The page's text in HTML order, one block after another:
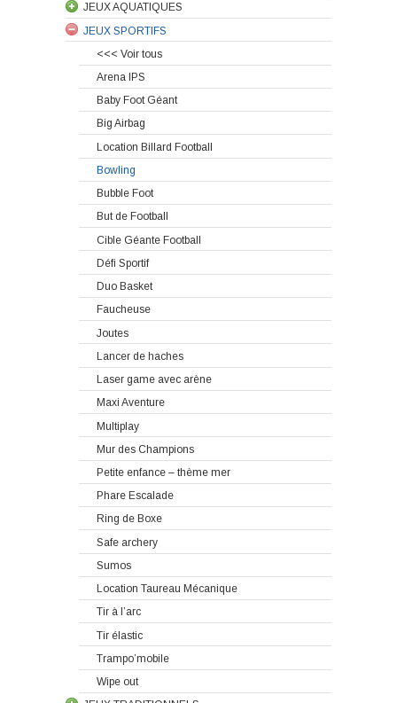
JEUX AQUATIQUES
JEUX SPORTIFS
<<< Voir tous
Arena IPS
Baby Foot Géant
Big Airbag
Location Billard Football
Bowling
Bubble Foot
But de Football
Cible Géante Football
Défi Sportif
Duo Basket
Faucheuse
Joutes
Lancer de haches
Laser game avec arène
Maxi Aventure
Multiplay
Mur des Champions
Petite enfance – thème mer
Phare Escalade
Ring de Boxe
Safe archery
Sumos
Location Taureau Mécanique
Tir à l’arc
Tir élastic
Trampo’mobile
Wipe out